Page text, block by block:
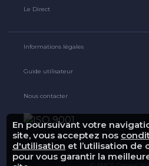
En poursuivant votre
site, vous acceptez nos
d'utilisation et l’utilisation de
pour vous garantir la
Le Direct
Informations légales
Guide utilisateur
Nous contacter